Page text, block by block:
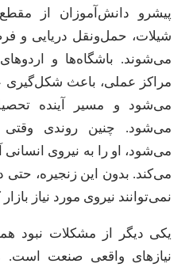
پیشرو دانش‌آموزان از مقطع
شیلات، حمل‌ونقل دریایی و
می‌شوند. باشگاه‌ها و اردوهای
مراکز عملی، باعث شکل‌گیری
می‌شود و مسیر آینده
می‌شود. چنین روندی وقتی
می‌شود، او را به نیروی انسانی
می‌کند. بدون این زنجیره، حتی
نمی‌توانند نیروی مورد نیاز بازار
یکی دیگر از مشکلات نبود
نیازهای واقعی صنعت است.